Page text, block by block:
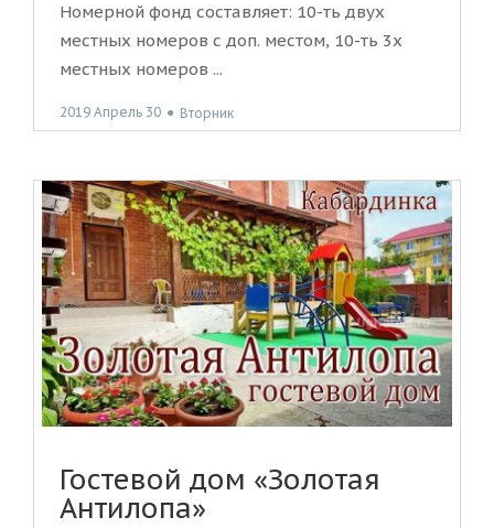
Номерной фонд составляет: 10-ть двух
местных номеров с доп. местом, 10-ть 3х
местных номеров ...
2019 Апрель 30 ● Вторник
Гостевой дом «Золотая
Антилопа»